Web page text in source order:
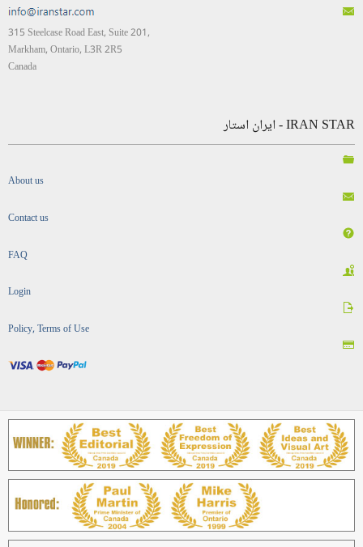
315 Steelcase Road East, Suite 201,
Markham, Ontario, L3R 2R5
Canada
IRAN STAR - ایران استار
About us
Contact us
FAQ
Login
Policy, Terms of Use